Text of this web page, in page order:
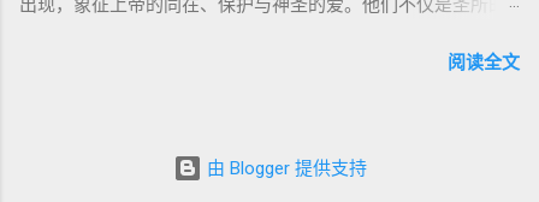
这些天使教授人类各种知识，如金属锻造、药草使用和占星
洪水洁净世界。 这一描述与《创世记 6:1-4》的“神的众子”相呼
子看见人的女子美貌，就随意挑选，娶来为妻。他们与女子交
合后，生下了伟人（Nephilim），那时候的伟人就是古时英武有
出现，象征上帝的同在、保护与神圣的爱。他们不仅是圣所的
护者 在《创世记》3:24中，基路伯首次出现，被安置在伊甸园
入伊甸园。这象征着罪的阻隔，也反映出人类与神分离后的失
阅读全文
由 Blogger 提供支持